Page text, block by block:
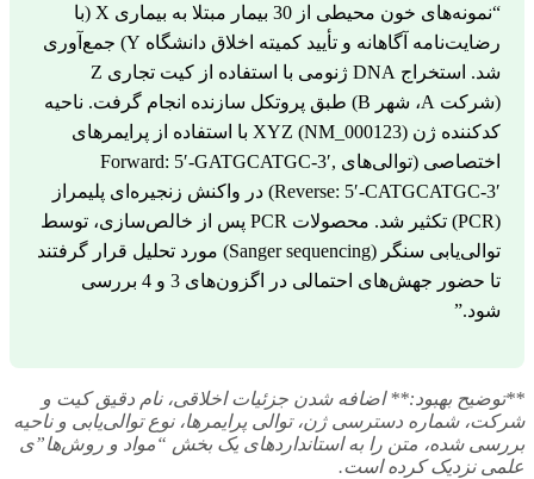
“نمونه‌های خون محیطی از 30 بیمار مبتلا به بیماری X (با
رضایت‌نامه آگاهانه و تأیید کمیته اخلاق دانشگاه Y) جمع‌آوری
شد. استخراج DNA ژنومی با استفاده از کیت تجاری Z
(شرکت A، شهر B) طبق پروتکل سازنده انجام گرفت. ناحیه
کدکننده ژن XYZ (NM_000123) با استفاده از پرایمرهای
اختصاصی (توالی‌های Forward: 5′-GATGCATGC-3′,
Reverse: 5′-CATGCATGC-3′) در واکنش زنجیره‌ای پلیمراز
(PCR) تکثیر شد. محصولات PCR پس از خالص‌سازی، توسط
توالی‌یابی سنگر (Sanger sequencing) مورد تحلیل قرار گرفتند
تا حضور جهش‌های احتمالی در اگزون‌های 3 و 4 بررسی
شود.”
**توضیح بهبود:** اضافه شدن جزئیات اخلاقی، نام دقیق کیت و
شرکت، شماره دسترسی ژن، توالی پرایمرها، نوع توالی‌یابی و ناحیه
بررسی شده، متن را به استانداردهای یک بخش “مواد و روش‌ها”ی
علمی نزدیک کرده است.